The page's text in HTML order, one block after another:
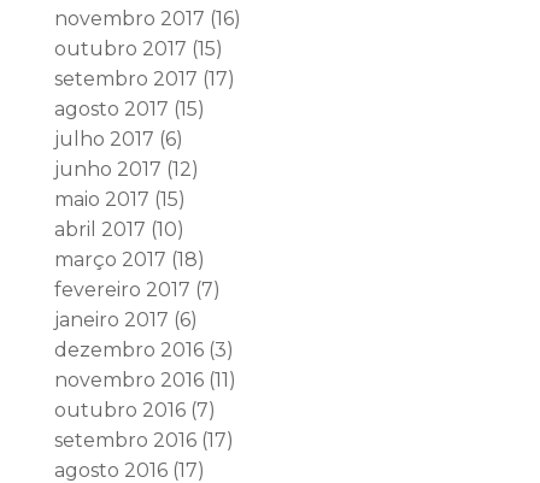
novembro 2017 (16)
outubro 2017 (15)
setembro 2017 (17)
agosto 2017 (15)
julho 2017 (6)
junho 2017 (12)
maio 2017 (15)
abril 2017 (10)
março 2017 (18)
fevereiro 2017 (7)
janeiro 2017 (6)
dezembro 2016(3)
novembro 2016(11)
outubro 2016(7)
setembro 2016(17)
agosto 2016(17)